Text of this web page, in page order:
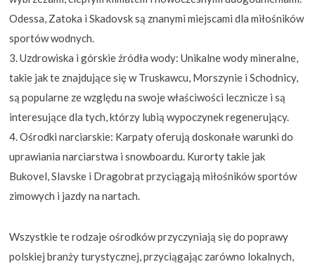
Odessa, Zatoka i Skadovsk są znanymi miejscami dla miłośników
sportów wodnych.
Uzdrowiska i górskie źródła wody: Unikalne wody mineralne,
takie jak te znajdujące się w Truskawcu, Morszynie i Schodnicy,
są popularne ze względu na swoje właściwości lecznicze i są
interesujące dla tych, którzy lubią wypoczynek regenerujący.
Ośrodki narciarskie: Karpaty oferują doskonałe warunki do
uprawiania narciarstwa i snowboardu. Kurorty takie jak
Bukovel, Slavske i Dragobrat przyciągają miłośników sportów
zimowych i jazdy na nartach.
Wszystkie te rodzaje ośrodków przyczyniają się do poprawy
polskiej branży turystycznej, przyciągając zarówno lokalnych,